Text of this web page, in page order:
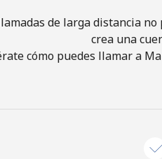
de larga distancia
crea una
cómo puedes llamar a